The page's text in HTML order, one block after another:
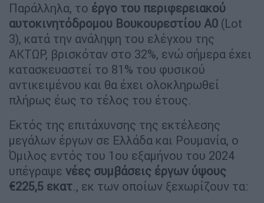
Παράλληλα, το έργο του περιφερειακού
αυτοκινητόδρομου Βουκουρεστίου A0 (Lot
3), κατά την ανάληψη του ελέγχου της
ΑΚΤΩΡ, βρισκόταν στο 32%, ενώ σήμερα έχει
κατασκευαστεί το 81% του φυσικού
αντικειμένου και θα έχει ολοκληρωθεί
πλήρως έως το τέλος του έτους.
Εκτός της επιτάχυνσης της εκτέλεσης
μεγάλων έργων σε Ελλάδα και Ρουμανία, ο
Όμιλος εντός του 1ου εξαμήνου του 2024
υπέγραψε νέες συμβάσεις έργων ύψους
€225,5 εκατ., εκ των οποίων ξεχωρίζουν τα: